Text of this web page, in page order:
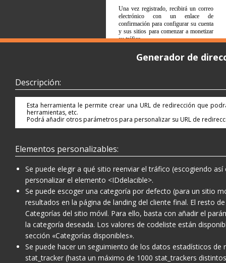
Una vez registrado, recibirá un correo
electrónico con un enlace de
confirmación para configurar su cuenta
y sus sitios para comenzar a monetizar
su tráfico.
Generador de
Descripción:
Esta herramienta le permite crear una URL de redirección que
herramientas, etc.
Podrá añadir otros parámetros para personalizar su URL de
Elementos personalizables:
Se puede elegir a qué sitio reenviar el tráfico (escogiendo
personalizar el elemento <IDdelacible>.
Se puede escoger una categoría por defecto (para un sitio
resultados en la página de landing del cliente final. El resto
Categorías del sitio móvil. Para ello, basta con añadir el
la categoría deseada. Los valores de codeliste están
sección «Categorías disponibles».
Se puede hacer un seguimiento de los datos estadísticos
stat_tracker (hasta un máximo de 1000 stat_trackers